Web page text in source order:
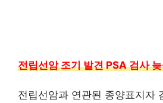
전립선암 조기 발견 PSA 검사
전립선암과 연관된 종양표지자